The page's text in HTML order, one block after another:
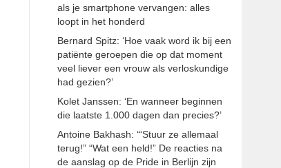
als je smartphone vervangen: alles
loopt in het honderd
Bernard Spitz: ‘Hoe vaak word ik bij een
patiënte geroepen die op dat moment
veel liever een vrouw als verloskundige
had gezien?’
Kolet Janssen: ‘En wanneer beginnen
die laatste 1.000 dagen dan precies?’
Antoine Bakhash: ‘“Stuur ze allemaal
terug!” “Wat een held!” De reacties na
de aanslag op de Pride in Berlijn zijn